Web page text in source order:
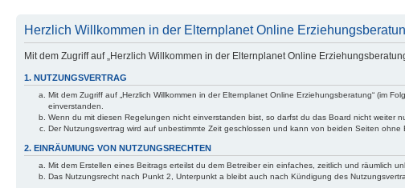
Herzlich Willkommen in der Elternplanet Online
Mit dem Zugriff auf „Herzlich Willkommen in der Elternplanet Online
1. NUTZUNGSVERTRAG
Mit dem Zugriff auf „Herzlich Willkommen in der Elternplanet Online Erziehungsberatung“ (im
einverstanden.
Wenn du mit diesen Regelungen nicht einverstanden bist, so darfst du das Board nicht weiter
Der Nutzungsvertrag wird auf unbestimmte Zeit geschlossen und kann von beiden Seiten ohne
2. EINRÄUMUNG VON NUTZUNGSRECHTEN
Mit dem Erstellen eines Beitrags erteilst du dem Betreiber ein einfaches, zeitlich und räumlich
Das Nutzungsrecht nach Punkt 2, Unterpunkt a bleibt auch nach Kündigung des